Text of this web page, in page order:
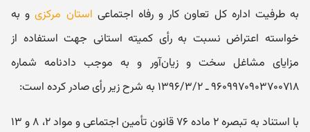
به طرفیت اداره کل تعاون کار و رفاه اجتماعی استان مرکزیو به
خواسته اعتراض نسبت به رأی کمیته استانی جهت استفاده از
مزایای مشاغل سخت و زیان‌آور و به موجب دادنامه شماره
۹۶۰۹۹۷۰۹۰۳۷۰۰۷۱۸ ـ ۱۳۹۶/۳/۲ به شرح زیر رأی صادر کرده است:
با استناد به تبصره ۲ ماده ۷۶ قانون تأمین اجتماعی و مواد ۲، ۸ و ۱۳